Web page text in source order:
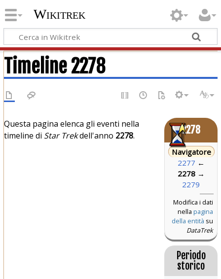
Wikitrek
Timeline 2278
2278
Navigatore
2277 ←
2278→
2279
Modifica i dati
nella pagina
della entità su
DataTrek
Periodo
storico
Questa pagina elenca gli eventi nella
timeline di Star Trekdell'anno 2278.